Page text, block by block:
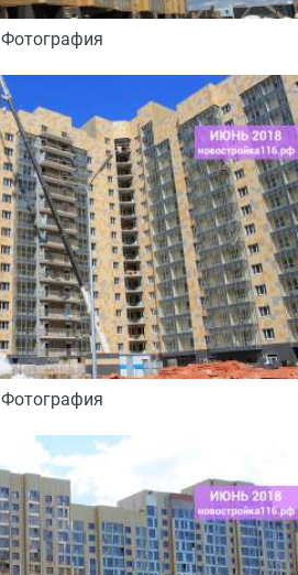
Фотография
Фотография